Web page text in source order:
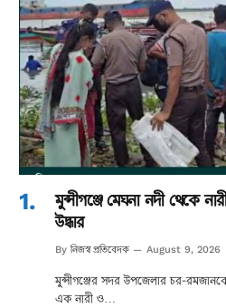
মুন্সীগঞ্জে মেঘনা নদী থেকে
উদ্ধার
By নিজস্ব প্রতিবেদক August 9, 2026
মুন্সীগঞ্জের সদর উপজেলার চর-
এক নারী ও…